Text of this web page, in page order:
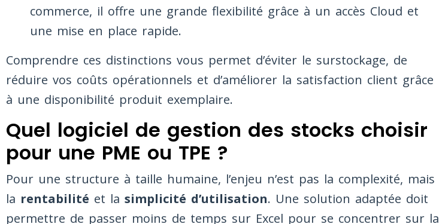
commerce, il offre une grande flexibilité grâce à un accès Cloud et
une mise en place rapide.
Comprendre ces distinctions vous permet d’éviter le surstockage, de
réduire vos coûts opérationnels et d’améliorer la satisfaction client grâce
à une disponibilité produit exemplaire.
Quel logiciel de gestion des stocks choisir
pour une PME ou TPE ?
Pour une structure à taille humaine, l’enjeu n’est pas la complexité, mais
la rentabilité et la simplicité d’utilisation. Une solution adaptée doit
permettre de passer moins de temps sur Excel pour se concentrer sur la